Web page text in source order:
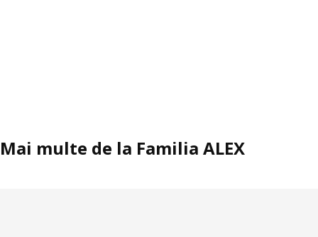
Mai multe de la Familia ALEX